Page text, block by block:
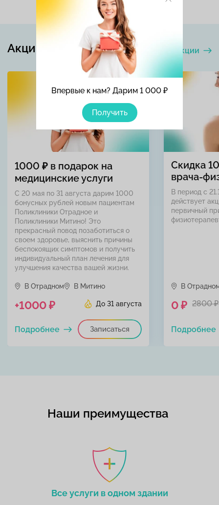
Впервые к нам? Дарим 1 000 ₽
Получить
Все акции
Акции и скидки
1000 ₽ в подарок на
медицинские услуги
С 20 мая по 31 августа дарим 1000
бонусных рублей новым пациентам
Поликлиники Отрадное и
Поликлиники Митино! Это
прекрасный повод позаботиться о
своем здоровье, выяснить причины
беспокоящих симптомов и получить
индивидуальный план лечения для
улучшения качества вашей жизни.
В Отрадном В Митино
До 31 августа
+1000 ₽
Записаться
Подробнее
Скидка
врача-
В период с
действует
первичный
В
0 ₽ 2800 ₽
Подробнее
Наши преимущества
Все услуги в одном здании